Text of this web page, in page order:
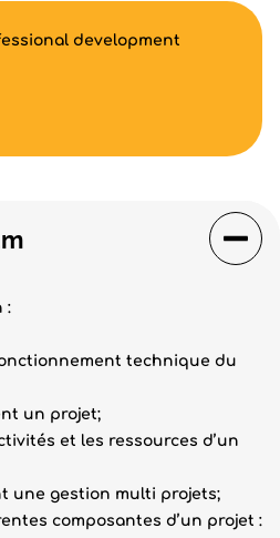
:
technique du
un projet;
et les ressources d’un
une gestion multi projets;
composantes d’un projet :
development